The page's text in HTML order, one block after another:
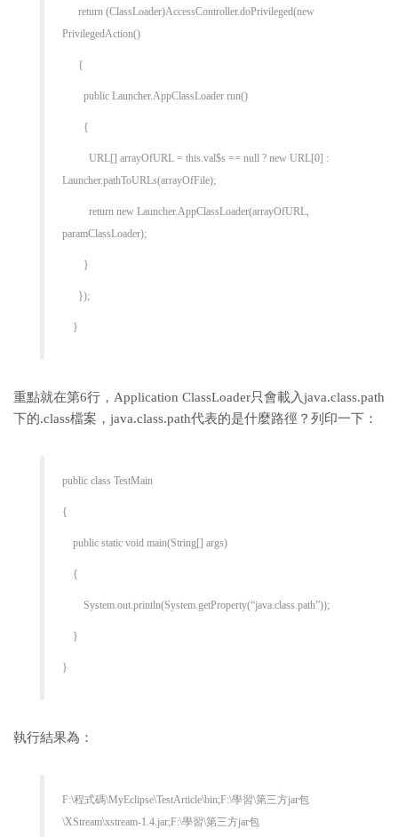
return (ClassLoader)AccessController.doPrivileged(new
PrivilegedAction()
{
public Launcher.AppClassLoader run()
{
URL[] arrayOfURL = this.val$s == null ? new URL[0] :
Launcher.pathToURLs(arrayOfFile);
return new Launcher.AppClassLoader(arrayOfURL,
paramClassLoader);
}
});
}
重點就在第6行，Application ClassLoader只會載入java.class.path
下的.class檔案，java.class.path代表的是什麼路徑？列印一下：
public class TestMain
{
public static void main(String[] args)
{
System.out.println(System.getProperty(“java.class.path”));
}
}
執行結果為：
F:\程式碼\MyEclipse\TestArticle\bin;F:\學習\第三方jar包
\XStream\xstream-1.4.jar;F:\學習\第三方jar包